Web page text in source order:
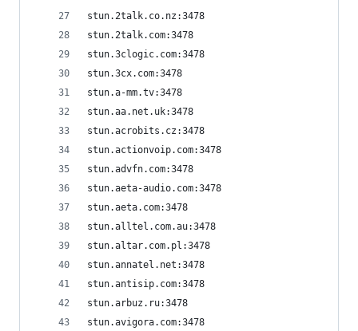
stun.2talk.co.nz:3478
stun.2talk.com:3478
stun.3clogic.com:3478
stun.3cx.com:3478
stun.a-mm.tv:3478
stun.aa.net.uk:3478
stun.acrobits.cz:3478
stun.actionvoip.com:3478
stun.advfn.com:3478
stun.aeta-audio.com:3478
stun.aeta.com:3478
stun.alltel.com.au:3478
stun.altar.com.pl:3478
stun.annatel.net:3478
stun.antisip.com:3478
stun.arbuz.ru:3478
stun.avigora.com:3478